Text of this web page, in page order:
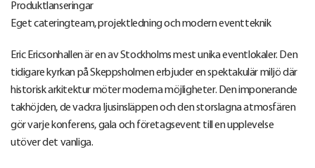
Produktlanseringar
Eget cateringteam, projektledning och modern eventteknik
Eric Ericsonhallen är en av Stockholms mest unika eventlokaler. Den
tidigare kyrkan på Skeppsholmen erbjuder en spektakulär miljö där
historisk arkitektur möter moderna möjligheter. Den imponerande
takhöjden, de vackra ljusinsläppen och den storslagna atmosfären
gör varje konferens, gala och företagsevent till en upplevelse
utöver det vanliga.